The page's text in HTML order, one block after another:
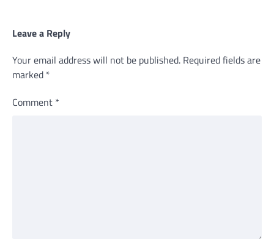
Leave a Reply
Your email address will not be published. Required fields are
marked *
Comment *